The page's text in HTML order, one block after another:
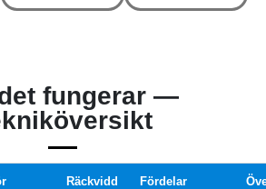
fungerar —
Räckvidd Fördelar